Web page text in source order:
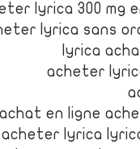
lyrica 300 mg
lyrica sans
lyrica
acheter
en ligne
lyrica